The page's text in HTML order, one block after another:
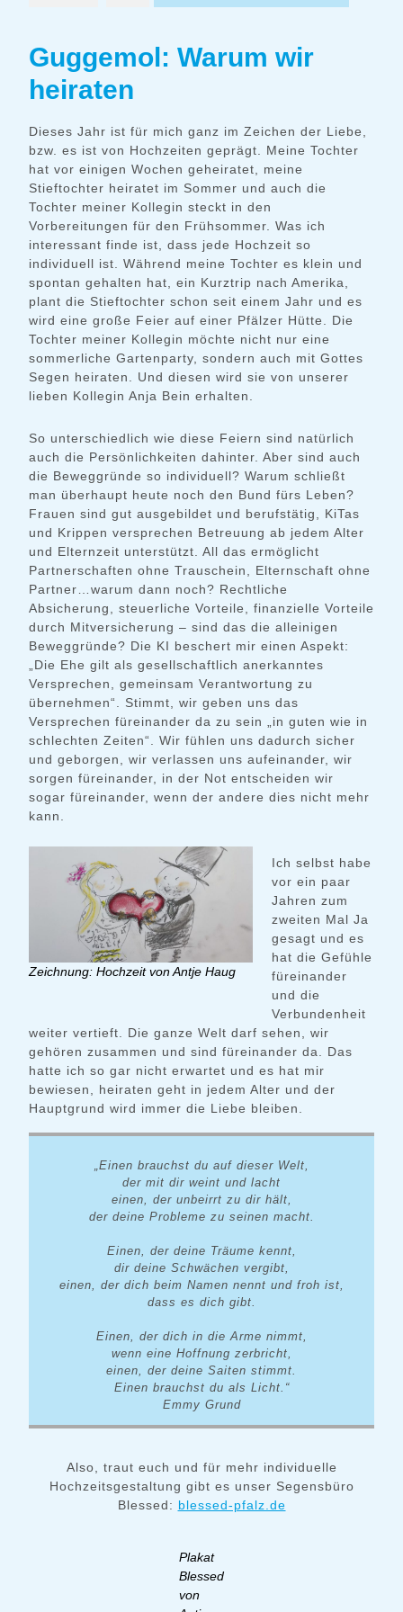
Guggemol: Warum wir
heiraten
Dieses Jahr ist für mich ganz im Zeichen der Liebe,
bzw. es ist von Hochzeiten geprägt. Meine Tochter
hat vor einigen Wochen geheiratet, meine
Stieftochter heiratet im Sommer und auch die
Tochter meiner Kollegin steckt in den
Vorbereitungen für den Frühsommer. Was ich
interessant finde ist, dass jede Hochzeit so
individuell ist. Während meine Tochter es klein und
spontan gehalten hat, ein Kurztrip nach Amerika,
plant die Stieftochter schon seit einem Jahr und es
wird eine große Feier auf einer Pfälzer Hütte. Die
Tochter meiner Kollegin möchte nicht nur eine
sommerliche Gartenparty, sondern auch mit Gottes
Segen heiraten. Und diesen wird sie von unserer
lieben Kollegin Anja Bein erhalten.
So unterschiedlich wie diese Feiern sind natürlich
auch die Persönlichkeiten dahinter. Aber sind auch
die Beweggründe so individuell? Warum schließt
man überhaupt heute noch den Bund fürs Leben?
Frauen sind gut ausgebildet und berufstätig, KiTas
und Krippen versprechen Betreuung ab jedem Alter
und Elternzeit unterstützt. All das ermöglicht
Partnerschaften ohne Trauschein, Elternschaft ohne
Partner…warum dann noch? Rechtliche
Absicherung, steuerliche Vorteile, finanzielle Vorteile
durch Mitversicherung – sind das die alleinigen
Beweggründe? Die KI beschert mir einen Aspekt:
„Die Ehe gilt als gesellschaftlich anerkanntes
Versprechen, gemeinsam Verantwortung zu
übernehmen“. Stimmt, wir geben uns das
Versprechen füreinander da zu sein „in guten wie in
schlechten Zeiten“. Wir fühlen uns dadurch sicher
und geborgen, wir verlassen uns aufeinander, wir
sorgen füreinander, in der Not entscheiden wir
sogar füreinander, wenn der andere dies nicht mehr
kann.
Zeichnung: Hochzeit von Antje Haug
Ich selbst habe
vor ein paar
Jahren zum
zweiten Mal Ja
gesagt und es
hat die Gefühle
füreinander
und die
Verbundenheit
weiter vertieft. Die ganze Welt darf sehen, wir
gehören zusammen und sind füreinander da. Das
hatte ich so gar nicht erwartet und es hat mir
bewiesen, heiraten geht in jedem Alter und der
Hauptgrund wird immer die Liebe bleiben.
„Einen brauchst du auf dieser Welt,
der mit dir weint und lacht
einen, der unbeirrt zu dir hält,
der deine Probleme zu seinen macht.
Einen, der deine Träume kennt,
dir deine Schwächen vergibt,
einen, der dich beim Namen nennt und froh ist,
dass es dich gibt.
Einen, der dich in die Arme nimmt,
wenn eine Hoffnung zerbricht,
einen, der deine Saiten stimmt.
Einen brauchst du als Licht.“
Emmy Grund
Also, traut euch und für mehr individuelle
Hochzeitsgestaltung gibt es unser Segensbüro
Blessed: blessed-pfalz.de
Plakat
Blessed
von